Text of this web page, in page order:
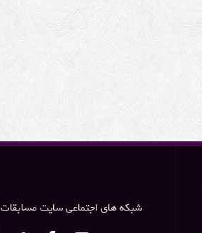
شبکه های اجتماعی سایت مسابقات